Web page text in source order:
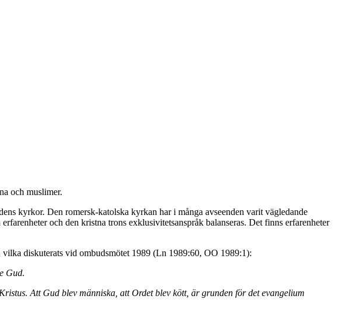
och muslimer.
kyrkor. Den romersk-katolska kyrkan har i många avseenden varit vägledande
och den kristna trons exklusivitetsanspråk balanseras. Det finns erfarenheter
diskuterats vid ombudsmötet 1989 (Ln 1989:60, OO 1989:1):
Gud.
Att Gud blev människa, att Ordet blev kött, är grunden för det evangelium